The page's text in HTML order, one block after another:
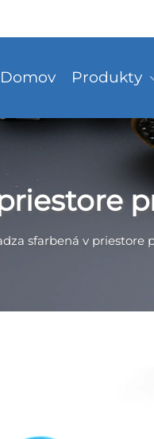
Domov Produkty
sfarbená v priestore